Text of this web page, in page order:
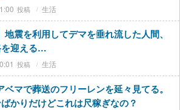
生活
地震を利用してデマを垂れ流した人間、
迎える…
生活
ベマで葬送のフリーレンを延々見てる。
かりだけどこれは尺稼ぎなの？